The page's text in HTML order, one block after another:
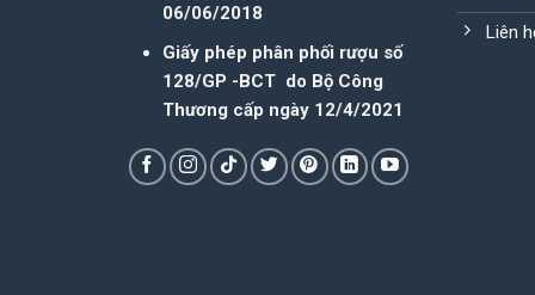
06/06/2018
Giấy phép phân phối rượu số
128/GP -BCT do Bộ Công
Thương cấp ngày 12/4/2021
Liên